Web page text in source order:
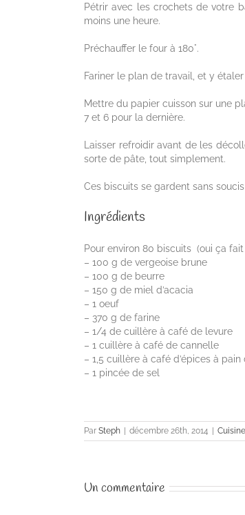
Pétrir avec les crochets de votre
moins une heure.
Préchauffer le four à 180°.
Fariner le plan de travail, et y
Mettre du papier cuisson sur une
7 et 6 pour la dernière.
Laisser refroidir avant de les
sorte de pâte, tout simplement.
Ces biscuits se gardent sans
Ingrédients
Pour environ 80 biscuits (oui ça fait
– 100 g de vergeoise brune
– 100 g de beurre
– 150 g de miel d’acacia
– 1 oeuf
– 370 g de farine
– 1/4 de cuillère à café de levure
– 1 cuillère à café de cannelle
– 1,5 cuillère à café d’épices à pain
– 1 pincée de sel
Par Steph | décembre 26th, 2014 | Cuisine
Un commentaire